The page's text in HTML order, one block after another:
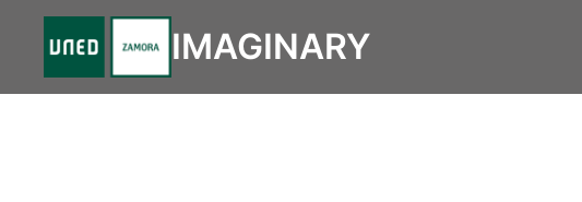
Saltar
IMAGINARY